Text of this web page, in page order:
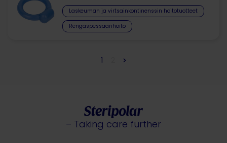
Laskeuman ja virtsainkontinenssin hoitotuotteet​
Rengaspessaarihoito
1
– Taking care further